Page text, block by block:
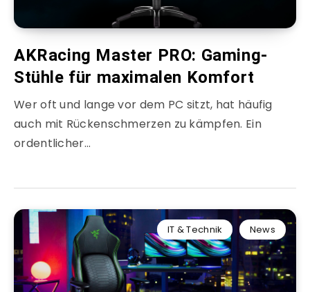
AKRacing Master PRO: Gaming-
Stühle für maximalen Komfort
Wer oft und lange vor dem PC sitzt, hat häufig
auch mit Rückenschmerzen zu kämpfen. Ein
ordentlicher…
IT & Technik News